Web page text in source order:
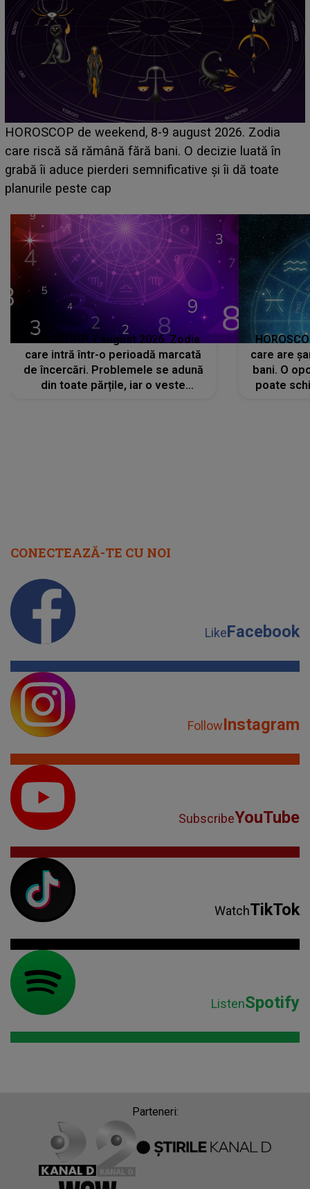
Emanuel a ținut ACEST DETALIU ASCUNS până
acum! În fața Alexandrei, concurentul din Casa Iubirii
face o MĂRTURISIRE NEAȘTEPTATĂ despre mama
sa: "I-am spus și ei în față, eu nu te iubesc pentru
HOROSCOP 7 august 2026. Zodia
care intră într-o perioadă marcată
de încercări. Problemele se adună
din toate părțile, iar o veste
care are
bani. O
poate
CONECTEAZĂ-TE CU NOI
LikeFacebook
FollowInstagram
SubscribeYouTube
WatchTikTok
ListenSpotify
Parteneri: